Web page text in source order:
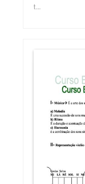
t...